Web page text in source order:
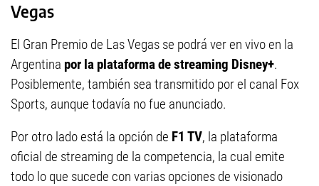
Vegas
El Gran Premio de Las Vegas se podrá ver en vivo en la
Argentina por la plataforma de streaming Disney+.
Posiblemente, también sea transmitido por el canal Fox
Sports, aunque todavía no fue anunciado.
Por otro lado está la opción de F1 TV, la plataforma
oficial de streaming de la competencia, la cual emite
todo lo que sucede con varias opciones de visionado